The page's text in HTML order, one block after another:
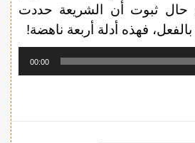
حال ثبوت أن الشريعة حددت
فهذه أدلة أربعة ناهضة!
00:00